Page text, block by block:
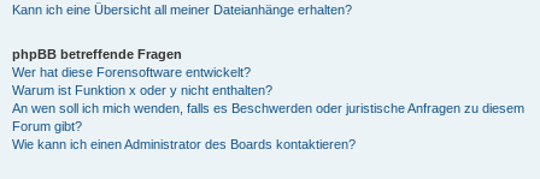
Kann ich eine Übersicht all meiner Dateianhänge erhalten?
phpBB betreffende Fragen
Wer hat diese Forensoftware entwickelt?
Warum ist Funktion x oder y nicht enthalten?
An wen soll ich mich wenden, falls es Beschwerden oder juristische Anfragen zu diesem
Forum gibt?
Wie kann ich einen Administrator des Boards kontaktieren?